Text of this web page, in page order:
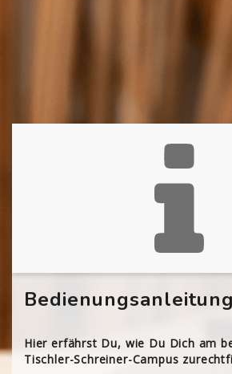
Bedienungsanleitung
Hier erfährst Du, wie Du Dich am
Tischler-Schreiner-Campus